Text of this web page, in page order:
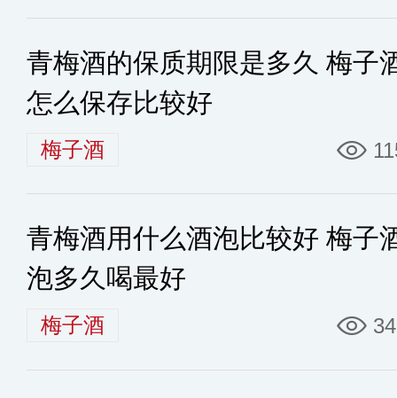
青梅酒的保质期限是多久 梅子
怎么保存比较好
梅子酒
青梅酒用什么酒泡比较好 梅子
泡多久喝最好
梅子酒